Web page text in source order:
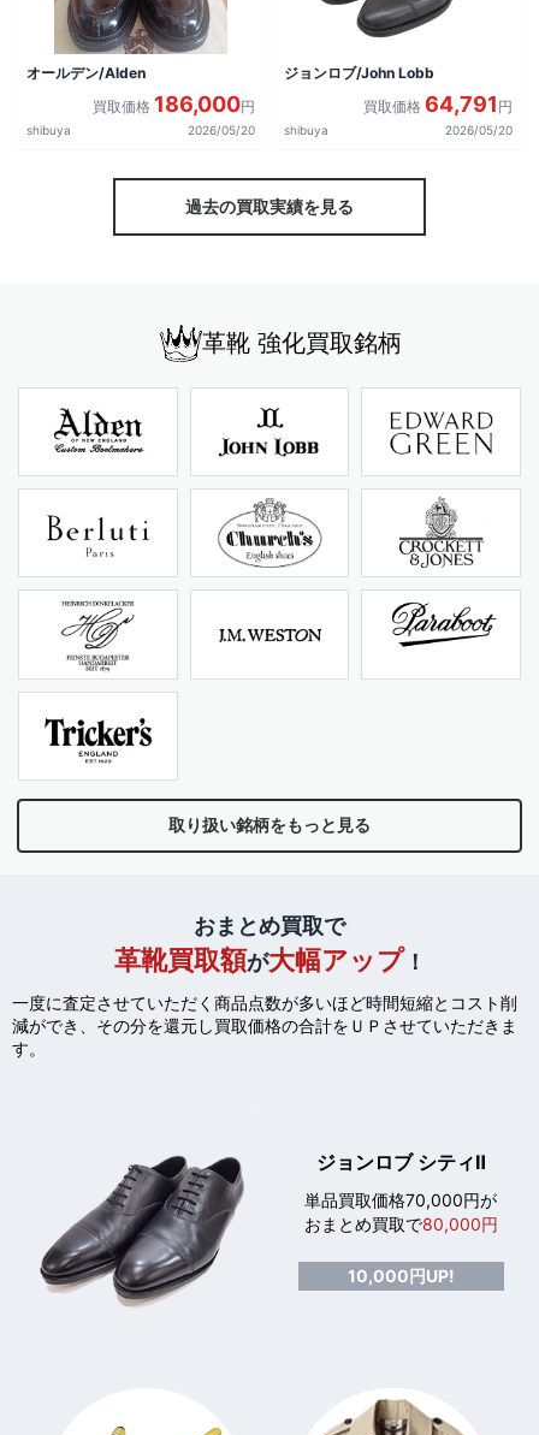
オールデン/Alden
買取価格 186,000円
shibuya 2026/05/20
ジョンロブ/John Lobb
買取価格 64,791 円
shibuya 2026/05/20
過去の買取実績を見る
革靴 強化買取銘柄
取り扱い銘柄をもっと見る
おまとめ買取で
革靴買取額が大幅アップ！
一度に査定させていただく商品点数が多いほど時間短縮とコスト削
減ができ、 その分を還元し買取価格の合計をＵＰさせていただきま
す。
ジョンロブ シティⅡ
単品買取価格70,000円が
おまとめ買取で80,000円
10,000円UP!